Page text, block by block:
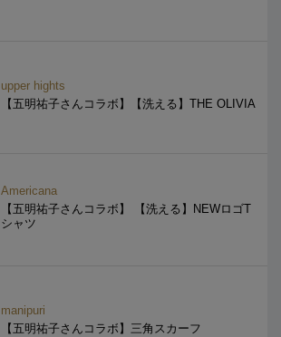
upper hights
【五明祐子さんコラボ】【洗える】THE OLIVIA
Americana
【五明祐子さんコラボ】 【洗える】NEWロゴT
シャツ
manipuri
【五明祐子さんコラボ】三角スカーフ